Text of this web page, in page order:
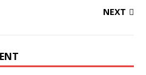
NEXT